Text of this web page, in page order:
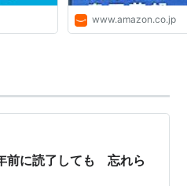
www.amazon.co.jp
前に読了しても 忘れら